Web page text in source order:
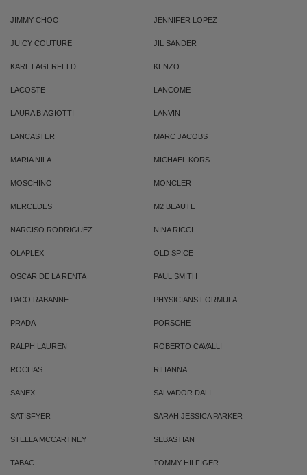
JIMMY CHOO JENNIFER LOPEZ
JUICY COUTURE JIL SANDER
KARL LAGERFELD KENZO
LACOSTE LANCOME
LAURA BIAGIOTTI LANVIN
LANCASTER MARC JACOBS
MARIA NILA MICHAEL KORS
MOSCHINO MONCLER
MERCEDES M2 BEAUTE
NARCISO RODRIGUEZ NINA RICCI
OLAPLEX OLD SPICE
OSCAR DE LA RENTA PAUL SMITH
PACO RABANNE PHYSICIANS FORMULA
PRADA PORSCHE
RALPH LAUREN ROBERTO CAVALLI
ROCHAS RIHANNA
SANEX SALVADOR DALI
SATISFYER SARAH JESSICA PARKER
STELLA MCCARTNEY SEBASTIAN
TABAC TOMMY HILFIGER